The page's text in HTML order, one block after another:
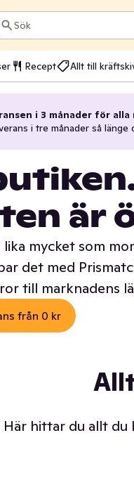
Sök
Recept Allt till
i 3 månader för
i tre månader så länge
är
mycket som
det med
till marknadens
från 0 kr
Här hittar du allt du